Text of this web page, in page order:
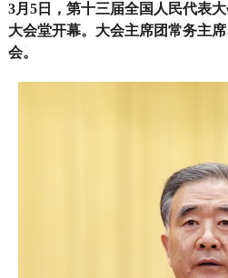
3月5日，第十三届全国人民代表
大会堂开幕。大会主席团常务主
会。